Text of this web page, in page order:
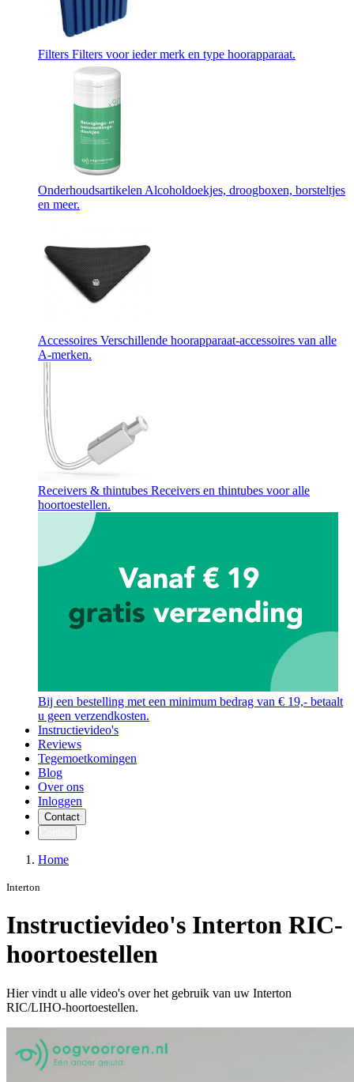
Filters Filters voor ieder merk en type hoorapparaat.
Onderhoudsartikelen Alcoholdoekjes, droogboxen, borsteltjes
en meer.
Accessoires Verschillende hoorapparaat-accessoires van alle
A-merken.
Receivers & thintubes Receivers en thintubes voor alle
hoortoestellen.
Bij een bestelling met een minimum bedrag van € 19,- betaalt
u geen verzendkosten.
Instructievideo's
Reviews
Tegemoetkomingen
Blog
Over ons
Inloggen
Contact
Home
Interton
Instructievideo's Interton RIC-
hoortoestellen
Hier vindt u alle video's over het gebruik van uw Interton
RIC/LIHO-hoortoestellen.